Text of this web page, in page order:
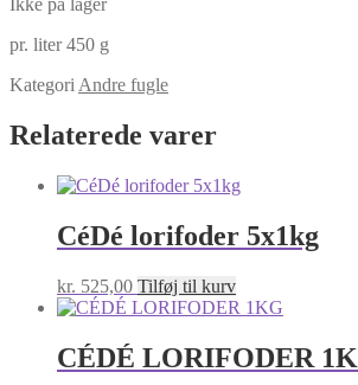
Ikke på lager
pr. liter 450 g
KategoriAndre fugle
Relaterede varer
CéDé lorifoder 5x1kg
kr. 525,00 Tilføj til kurv
CÉDÉ LORIFODER